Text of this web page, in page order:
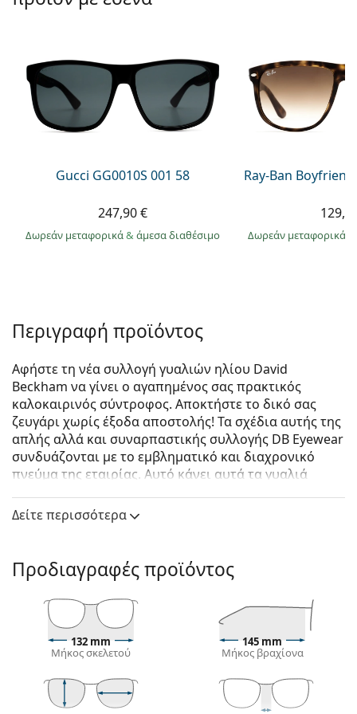
Persol
Όλες οι μάρκες
Gucci GG0010S 001 58
247,90 €
Δωρεάν μεταφορικά& άμεσα διαθέσιμο
Ray-Ban
Δωρεάν μεταφορικά
Περιγραφή προϊόντος
Αφήστε τη νέα συλλογή γυαλιών ηλίου David
Beckham να γίνει ο αγαπημένος σας πρακτικός
καλοκαιρινός σύντροφος. Αποκτήστε το δικό σας
ζευγάρι χωρίς έξοδα αποστολής! Τα σχέδια αυτής της
απλής αλλά και συναρπαστικής συλλογής DB Eyewear
συνδυάζονται με το εμβληματικό και διαχρονικό
πνεύμα της εταιρίας. Αυτό κάνει αυτά τα γυαλιά
της μόδας. Αυτή η συλλογή γυαλιών ηλίου που
δημιουργήθηκε σε συνεργασία με την Safilo, έναν από
κόσμο, είναι κατάλληλη για κάθε δυνατό άντρα που
εκτιμά την κλασική, καλοκαιρινή του εμφάνιση.
David Beckham DB 1044/S EX4 KU 51
είναι αντρικά
γυαλιά ηλίου.
Δείτε πώς φαίνονται πάνω σας αυτά τα γυαλιά ηλίου
Lentiamo.
Δείτε περισσότερα
Προδιαγραφές προϊόντος
132 mm
Μήκος σκελετού
145 mm
Μήκος βραχίονα